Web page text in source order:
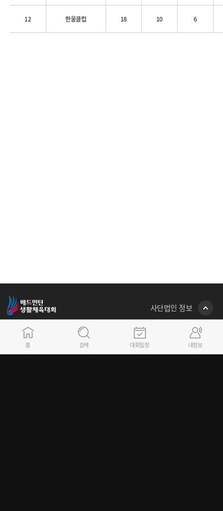
12 한울클럽 18 10 6
사단법인 정보
(사단) 대한배드민턴협회
서울시 송파구 올림픽로 448, 올림픽회관 본관 301호 (우:05540)
E-mail : bka@bka.kr
홈 검색 대회일정 내정보